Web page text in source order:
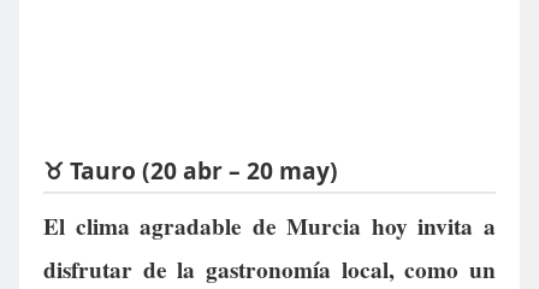
♉ Tauro (20 abr – 20 may)
El clima agradable de Murcia hoy invita a
disfrutar de la gastronomía local, como un